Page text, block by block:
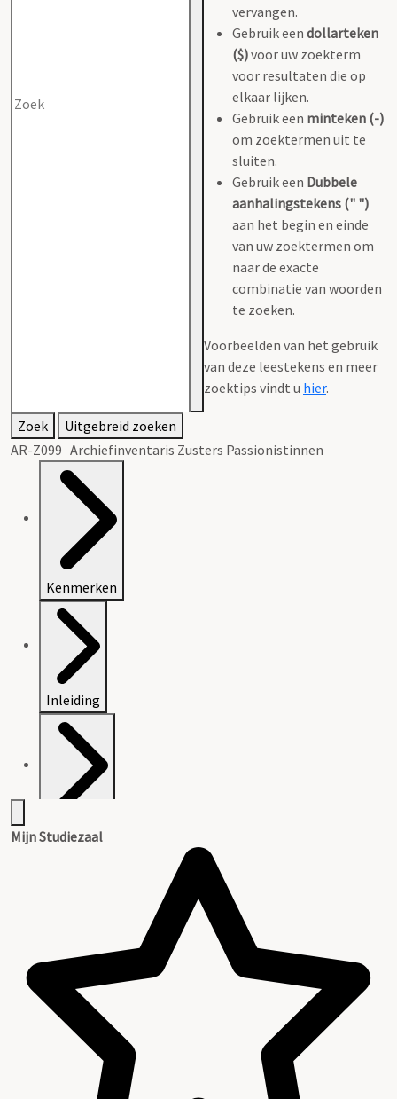
vervangen.
Gebruik een dollarteken
($)voor uw zoekterm
voor resultaten die op
elkaar lijken.
Gebruik een minteken (-)
om zoektermen uit te
sluiten.
Gebruik een Dubbele
aanhalingstekens (" ")
aan het begin en einde
van uw zoektermen om
naar de exacte
combinatie van woorden
te zoeken.
Voorbeelden van het gebruik
van deze leestekens en meer
zoektips vindt u hier.
Zoek
Uitgebreid zoeken
AR-Z099 Archiefinventaris Zusters Passionistinnen
Kenmerken
Inleiding
Mijn Studiezaal